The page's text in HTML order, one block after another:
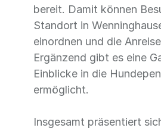
bereit. Damit können
Standort in
einordnen und die
Ergänzend gibt es eine
Einblicke in die
ermöglicht.
Insgesamt präsentiert